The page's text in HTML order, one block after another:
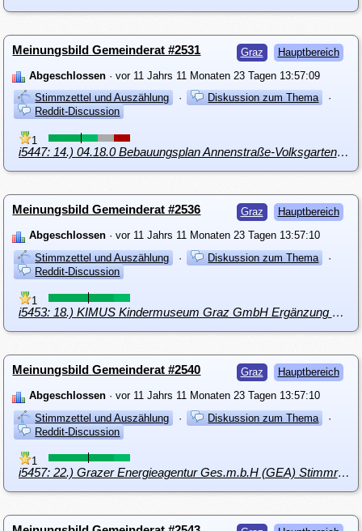
Graz Hauptbereich
Meinungsbild Gemeinderat #2531
Abgeschlossen · vor 11 Jahrs 11 Monaten 23 Tagen 13:57:09
Stimmzettel und Auszählung
· Diskussion zum Thema
·
Reddit-Discussion
1
i5447: 14.) 04.18.0 Bebauungsplan Annenstraße-Volksgartenstraße- Strauchergasse
Graz Hauptbereich
Meinungsbild Gemeinderat #2536
Abgeschlossen · vor 11 Jahrs 11 Monaten 23 Tagen 13:57:10
Stimmzettel und Auszählung
· Diskussion zum Thema
·
Reddit-Discussion
1
i5453: 18.) KIMUS Kindermuseum Graz GmbH Ergänzung zum Ergebnisabführungsvertrag vom 17.3.2014, Sondergesellschafterzuschuss € 65.000,--
Graz Hauptbereich
Meinungsbild Gemeinderat #2540
Abgeschlossen · vor 11 Jahrs 11 Monaten 23 Tagen 13:57:10
Stimmzettel und Auszählung
· Diskussion zum Thema
·
Reddit-Discussion
1
i5457: 22.) Grazer Energieagentur Ges.m.b.H (GEA) Stimmrechtsermächtigung - Wechsel im Aufsichtsrat; Umlaufbeschluss